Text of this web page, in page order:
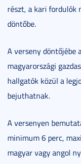
részt, a kari fordulók
döntőbe.
A verseny döntőjébe
magyarországi
hallgatók közül a
bejuthatnak.
A versenyen
minimum 6 perc,
magyar vagy angol